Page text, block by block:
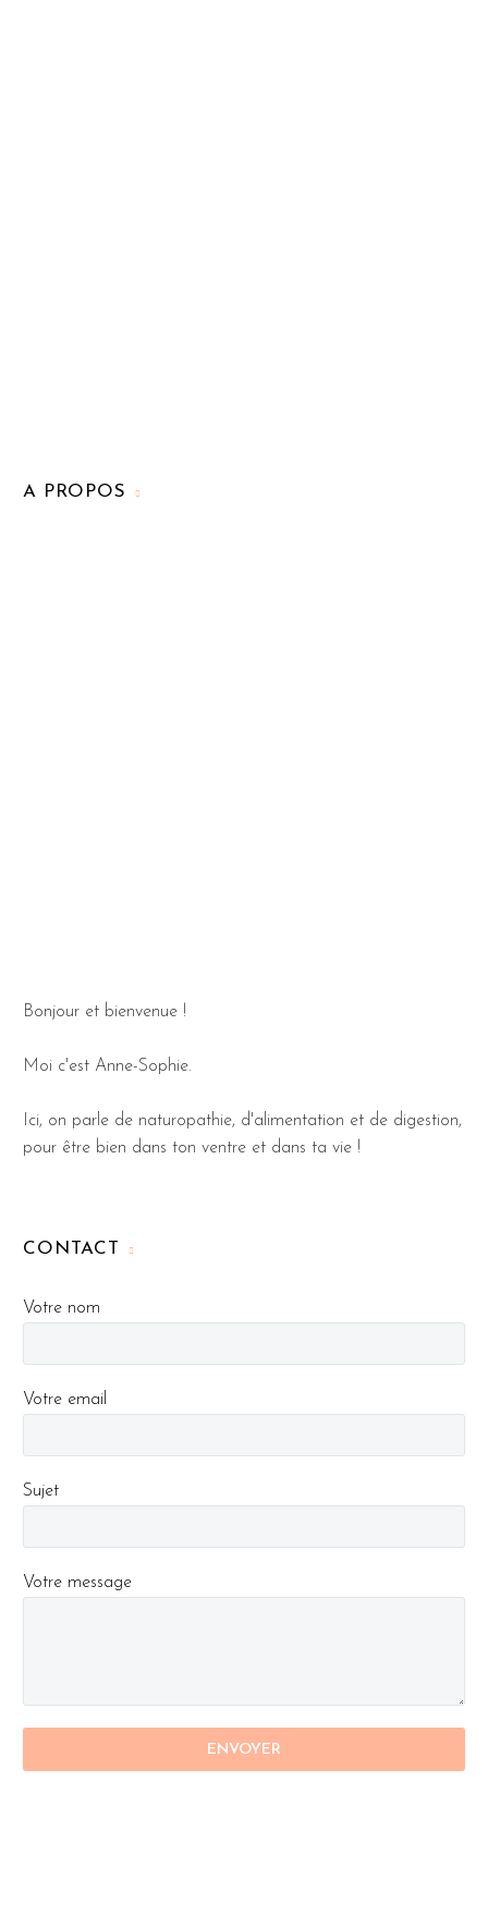
A PROPOS
Bonjour et bienvenue !
Moi c'est Anne-Sophie.
Ici, on parle de naturopathie, d'alimentation et de digestion,
pour être bien dans ton ventre et dans ta vie !
CONTACT
Votre nom
Votre email
Sujet
Votre message